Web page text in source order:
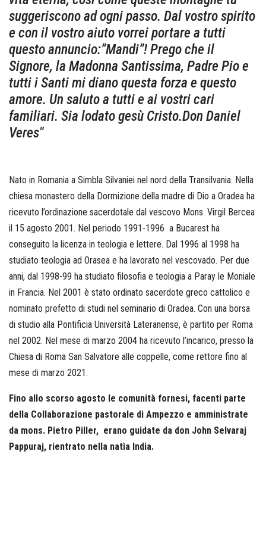
suggeriscono ad ogni passo. Dal vostro spirito
e con il vostro aiuto vorrei portare a tutti
questo annuncio:”Mandi”! Prego che il
Signore, la Madonna Santissima, Padre Pio e
tutti i Santi mi diano questa forza e questo
amore. Un saluto a tutti e ai vostri cari
familiari. Sia lodato gesù Cristo.Don Daniel
Veres"
Nato in Romania a Simbla Silvaniei nel nord della Transilvania. Nella
chiesa monastero della Dormizione della madre di Dio a Oradea ha
ricevuto l’ordinazione sacerdotale dal vescovo Mons. Virgil Bercea
il 15 agosto 2001. Nel periodo 1991-1996 a Bucarest ha
conseguito la licenza in teologia e lettere. Dal 1996 al 1998 ha
studiato teologia ad Orasea e ha lavorato nel vescovado. Per due
anni, dal 1998-99 ha studiato filosofia e teologia a Paray le Moniale
in Francia. Nel 2001 è stato ordinato sacerdote greco cattolico e
nominato prefetto di studi nel seminario di Oradea. Con una borsa
di studio alla Pontificia Università Lateranense, è partito per Roma
nel 2002. Nel mese di marzo 2004 ha ricevuto l’incarico, presso la
Chiesa di Roma San Salvatore alle coppelle, come rettore fino al
mese di marzo 2021.
Fino allo scorso agosto le comunità fornesi, facenti parte
della Collaborazione pastorale di Ampezzo e amministrate
da mons. Pietro Piller, erano guidate da don John Selvaraj
Pappuraj, rientrato nella natìa India.